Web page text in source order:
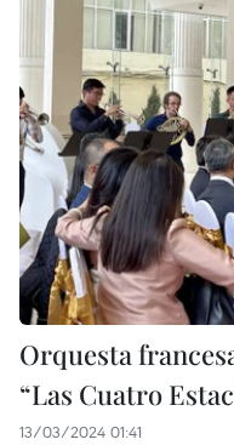
Orquesta
“Las Cuatro
13/03/2024 01:41